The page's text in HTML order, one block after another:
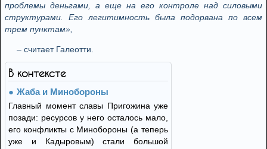
проблемы деньгами, а еще на его контроле над силовыми
структурами. Его легитимность была подорвана по всем
трем пунктам»,
– считает Галеотти.
В контексте
Жаба и Минобороны
Главный момент славы Пригожина уже
позади: ресурсов у него осталось мало,
его конфликты с Минобороны (а теперь
уже и Кадыровым) стали большой